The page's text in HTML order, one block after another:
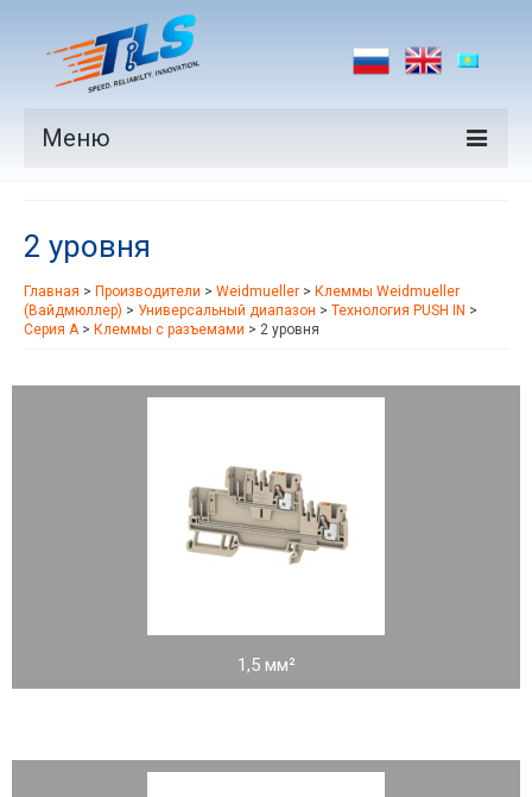
Меню
Производители
Рынки
2 уровня
Главная > Производители > Weidmueller > Клеммы Weidmueller
(Вайдмюллер) > Универсальный диапазон > Технология PUSH IN >
Серия A> Клеммы с разъемами > 2 уровня
1,5 мм²